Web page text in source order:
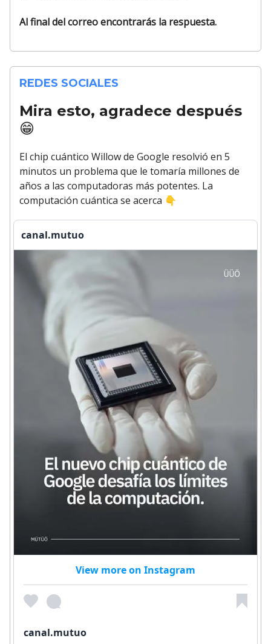
Al final del correo encontrarás la respuesta.
REDES SOCIALES
Mira esto, agradece después
😁
El chip cuántico Willow de Google resolvió en 5
minutos un problema que le tomaría millones de
años a las computadoras más potentes. La
computación cuántica se acerca 👇
canal.mutuo
View more on Instagram
canal.mutuo